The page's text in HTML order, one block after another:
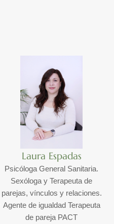
Laura Espadas
Psicóloga General Sanitaria.
Sexóloga y Terapeuta de
parejas, vínculos y relaciones.
Agente de igualdad Terapeuta
de pareja PACT